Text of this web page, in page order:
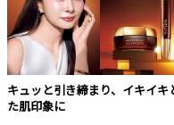
キュッと引き締まり、イキイキ
た肌印象に